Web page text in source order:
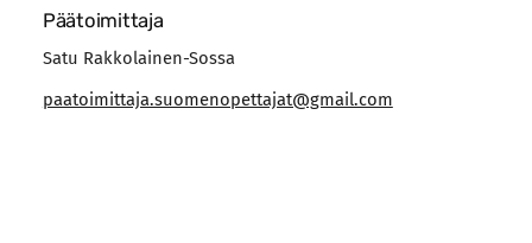
Päätoimittaja
Satu Rakkolainen-Sossa
paatoimittaja.suomenopettajat@gmail.com